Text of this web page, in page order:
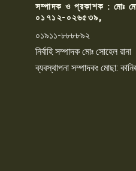
সম্পাদক ও প্রকাশক : মোঃ
০১৭১২-০২৬৫৩৯,
০১৯১১-৮৮৮৮৯২
নির্বাহি সম্পাদক মোঃ সোহেল রানা
ব্যবস্থাপনা সম্পাদকঃ মোছা: